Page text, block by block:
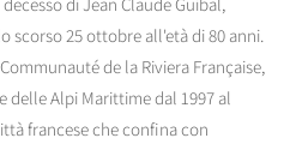
di Jean Claude Guibal,
scorso 25 ottobre all'età di 80 anni.
de la Riviera Française,
delle Alpi Marittime dal 1997 al
francese che confina con